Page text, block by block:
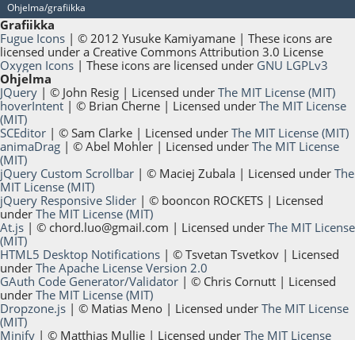
Ohjelma/grafiikka
Grafiikka
Fugue Icons | © 2012 Yusuke Kamiyamane | These icons are
licensed under a Creative Commons Attribution 3.0 License
Oxygen Icons | These icons are licensed under GNU LGPLv3
Ohjelma
JQuery | © John Resig | Licensed under The MIT License (MIT)
hoverIntent | © Brian Cherne | Licensed under The MIT License
(MIT)
SCEditor | © Sam Clarke | Licensed under The MIT License (MIT)
animaDrag | © Abel Mohler | Licensed under The MIT License
(MIT)
jQuery Custom Scrollbar | © Maciej Zubala | Licensed under The
MIT License (MIT)
jQuery Responsive Slider | © booncon ROCKETS | Licensed
under The MIT License (MIT)
At.js | © chord.luo@gmail.com | Licensed under The MIT License
(MIT)
HTML5 Desktop Notifications | © Tsvetan Tsvetkov | Licensed
under The Apache License Version 2.0
GAuth Code Generator/Validator | © Chris Cornutt | Licensed
under The MIT License (MIT)
Dropzone.js | © Matias Meno | Licensed under The MIT License
(MIT)
Minify | © Matthias Mullie | Licensed under The MIT License